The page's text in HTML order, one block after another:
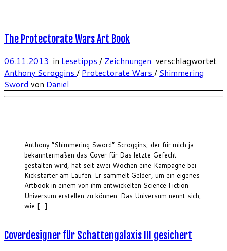
Anthony “Shimmering Sword” Scroggins, der für mich ja
bekanntermaßen das Cover für Das letzte Gefecht
gestalten wird, hat seit zwei Wochen eine Kampagne bei
Kickstarter am Laufen. Er sammelt Gelder, um ein eigenes
Artbook in einem von ihm entwickelten Science Fiction
Universum erstellen zu können. Das Universum nennt sich,
wie […]
The Protectorate Wars Art Book
06.11.2013 in Lesetipps / Zeichnungen verschlagwortet
Anthony Scroggins / Protectorate Wars / Shimmering
Sword von Daniel
Coverdesigner für Schattengalaxis III gesichert